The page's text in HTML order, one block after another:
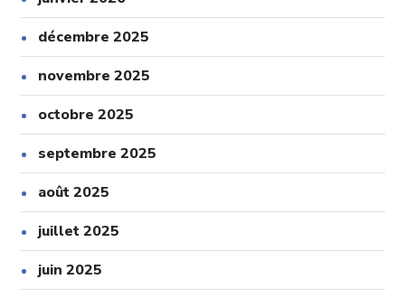
décembre 2025
novembre 2025
octobre 2025
septembre 2025
août 2025
juillet 2025
juin 2025